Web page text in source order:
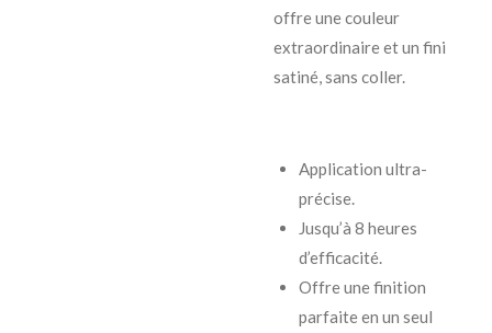
offre une couleur
extraordinaire et un fini
satiné, sans coller.
Application ultra-
précise.
Jusqu’à 8 heures
d’efficacité.
Offre une finition
parfaite en un seul